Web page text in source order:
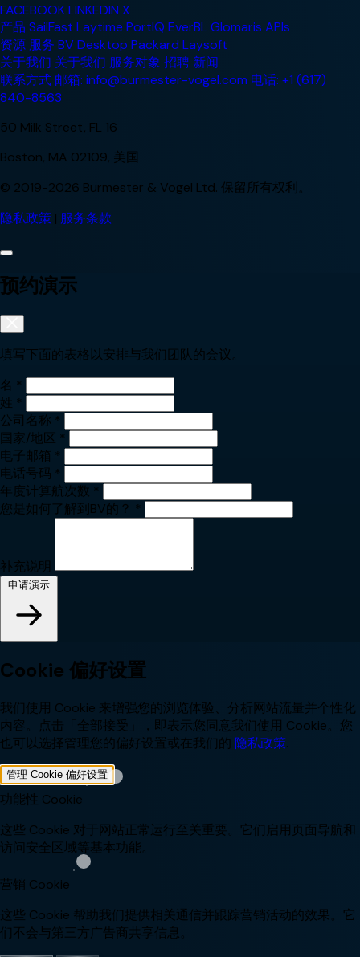
FACEBOOKLINKEDIN X
产品 SailFast Laytime PortIQ EverBLGlomaris APIs
资源 服务 BV Desktop Packard Laysoft
关于我们 关于我们 服务对象 招聘 新闻
联系方式 邮箱: info@burmester-vogel.com 电话: +1 (617)
840-8563
50 Milk Street, FL 16
Boston, MA 02109, 美国
© 2019-2026 Burmester & Vogel Ltd. 保留所有权利。
隐私政策 | 服务条款
预约演示
填写下面的表格以安排与我们团队的会议。
名 *
姓 *
公司名称 *
国家/地区 *
电子邮箱 *
电话号码 *
年度计算航次数 *
您是如何了解到BV的？ *
补充说明
申请演示
Cookie 偏好设置
我们使用 Cookie 来增强您的浏览体验、分析网站流量并个性化
内容。点击「全部接受」，即表示您同意我们使用 Cookie。您
也可以选择管理您的偏好设置或在我们的 隐私政策.
管理 Cookie 偏好设置
功能性 Cookie
这些 Cookie 对于网站正常运行至关重要。它们启用页面导航和
访问安全区域等基本功能。
营销 Cookie
这些 Cookie 帮助我们提供相关通信并跟踪营销活动的效果。它
们不会与第三方广告商共享信息。